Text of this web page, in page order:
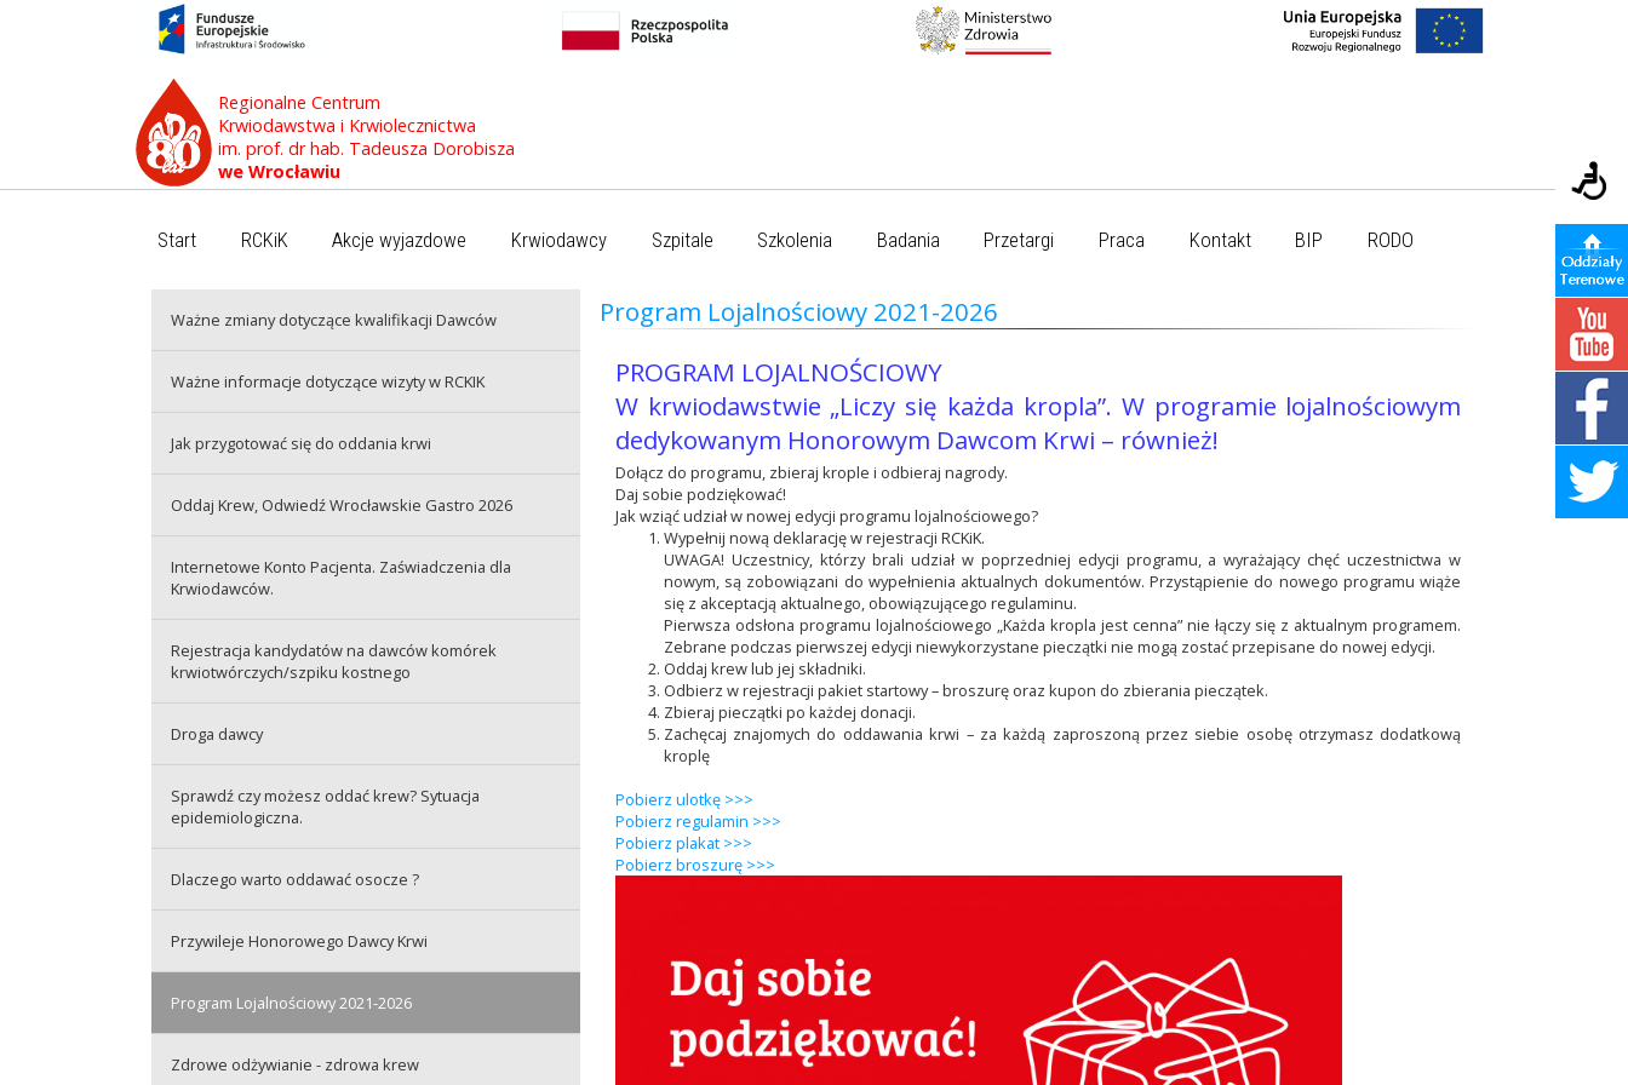
Regionalne Centrum
Krwiodawstwa i Krwiolecznictwa
im. prof. dr hab. Tadeusza Dorobisza
we Wrocławiu
Start RCKiK Akcje wyjazdowe Krwiodawcy Szpitale Szkolenia Badania Przetargi Praca Kontakt BIP RODO
Ważne zmiany dotyczące kwalifikacji Dawców
Ważne informacje dotyczące wizyty w RCKIK
Jak przygotować się do oddania krwi
Oddaj Krew, Odwiedź Wrocławskie Gastro 2026
Internetowe Konto Pacjenta. Zaświadczenia dla
Krwiodawców.
Rejestracja kandydatów na dawców komórek
krwiotwórczych/szpiku kostnego
Droga dawcy
Sprawdź czy możesz oddać krew? Sytuacja
epidemiologiczna.
Dlaczego warto oddawać osocze ?
Przywileje Honorowego Dawcy Krwi
Program Lojalnościowy 2021-2026
Zdrowe odżywianie - zdrowa krew
Program Lojalnościowy 2021-2026
PROGRAM LOJALNOŚCIOWY
W krwiodawstwie „Liczy się każda kropla”. W programie lojalnościowym
dedykowanym Honorowym Dawcom Krwi – również!
Dołącz do programu, zbieraj krople i odbieraj nagrody.
Daj sobie podziękować!
Jak wziąć udział w nowej edycji programu lojalnościowego?
Wypełnij nową deklarację w rejestracji RCKiK.
UWAGA! Uczestnicy, którzy brali udział w poprzedniej edycji programu, a wyrażający chęć uczestnictwa w
nowym, są zobowiązani do wypełnienia aktualnych dokumentów. Przystąpienie do nowego programu wiąże
się z akceptacją aktualnego, obowiązującego regulaminu.
Pierwsza odsłona programu lojalnościowego „Każda kropla jest cenna” nie łączy się z aktualnym programem.
Zebrane podczas pierwszej edycji niewykorzystane pieczątki nie mogą zostać przepisane do nowej edycji.
Oddaj krew lub jej składniki.
Odbierz w rejestracji pakiet startowy – broszurę oraz kupon do zbierania pieczątek.
Zbieraj pieczątki po każdej donacji.
Zachęcaj znajomych do oddawania krwi – za każdą zaproszoną przez siebie osobę otrzymasz dodatkową
kroplę
Pobierz ulotkę >>>
Pobierz regulamin >>>
Pobierz plakat >>>
Pobierz broszurę >>>